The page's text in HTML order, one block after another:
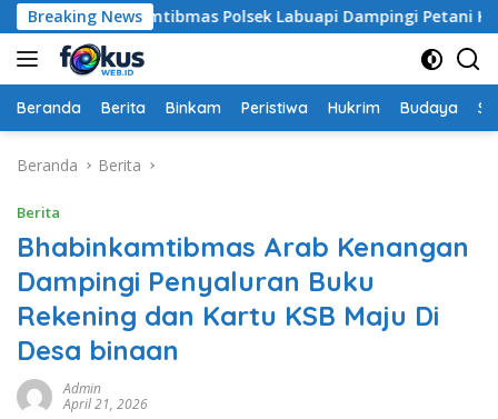
Langsung
ke
konten
Breaking News Polsek Labuapi Dampingi Petani Kuranji
Beranda Berita Binkam Peristiwa Hukrim Budaya
Beranda Berita
Berita
Bhabinkamtibmas Arab Kenangan
Dampingi Penyaluran Buku
Rekening dan Kartu KSB Maju Di
Desa binaan
Admin
April 21, 2026